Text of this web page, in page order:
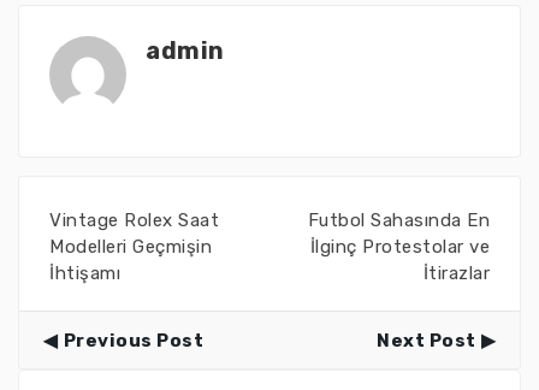
admin
Vintage Rolex Saat
Modelleri Geçmişin
İhtişamı
Futbol Sahasında En
İlginç Protestolar ve
İtirazlar
Previous Post Next Post